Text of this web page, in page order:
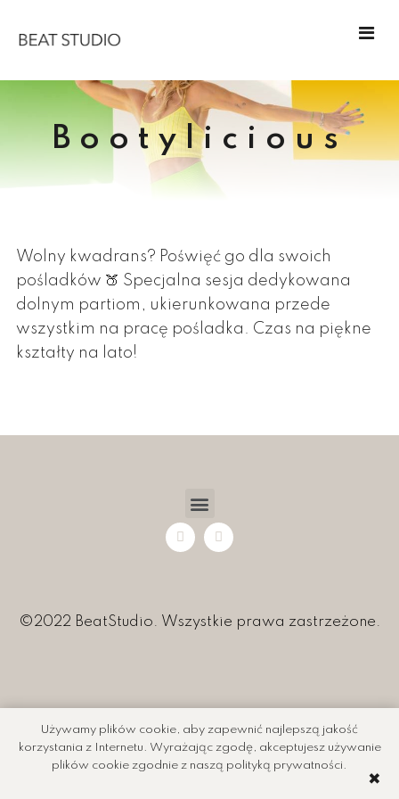
Bootylicious
Wolny kwadrans? Poświęć go dla swoich
pośladków 🍑 Specjalna sesja dedykowana
dolnym partiom, ukierunkowana przede
wszystkim na pracę pośladka. Czas na piękne
kształty na lato!
©2022 BeatStudio. Wszystkie prawa zastrzeżone.
Używamy plików cookie, aby zapewnić najlepszą jakość
korzystania z Internetu. Wyrażając zgodę, akceptujesz używanie
plików cookie zgodnie z naszą polityką prywatności.
✖️